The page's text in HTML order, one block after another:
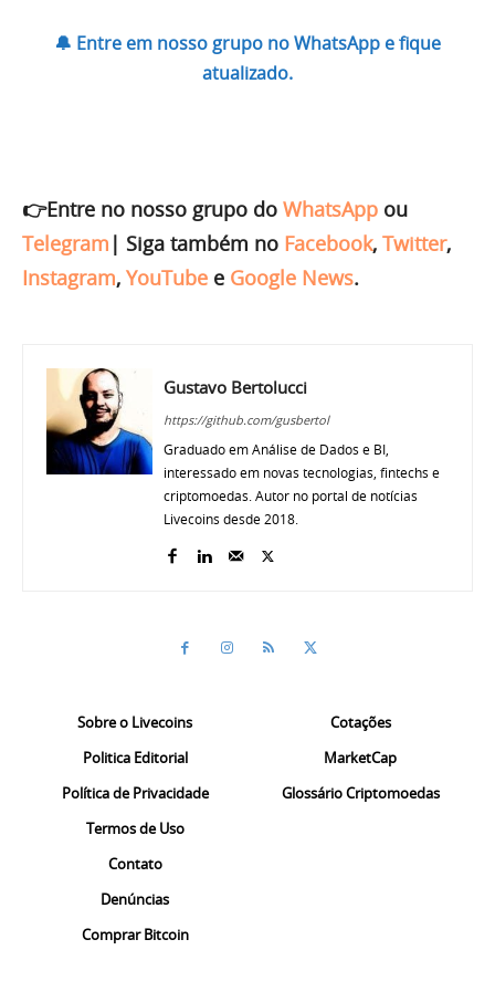
🔔 Entre em nosso grupo no WhatsApp e fique
atualizado.
👉Entre no nosso grupo do WhatsApp ou
Telegram | Siga também no Facebook, Twitter,
Instagram, YouTube e Google News.
Gustavo Bertolucci
https://github.com/gusbertol
Graduado em Análise de Dados e BI,
interessado em novas tecnologias, fintechs e
criptomoedas. Autor no portal de notícias
Livecoins desde 2018.
Sobre o Livecoins
Politica Editorial
Política de Privacidade
Termos de Uso
Contato
Denúncias
Comprar Bitcoin
Cotações
MarketCap
Glossário Criptomoedas